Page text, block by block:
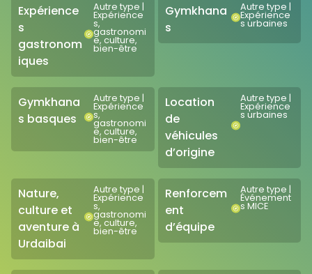
Expérience
s
gastronom
iques
Autre type |
Expérience
s,
gastronomi
e, culture,
bien-être
Gymkhana
s
Autre type |
Expérience
s urbaines
Gymkhana
s basques
Autre type |
Expérience
s,
gastronomi
e, culture,
bien-être
Location
de
véhicules
d’origine
Autre type |
Expérience
s urbaines
Nature,
culture et
aventure à
Urdaibai
Autre type |
Expérience
s,
gastronomi
e, culture,
bien-être
Renforcem
ent
d’équipe
Autre type |
Événement
s MICE